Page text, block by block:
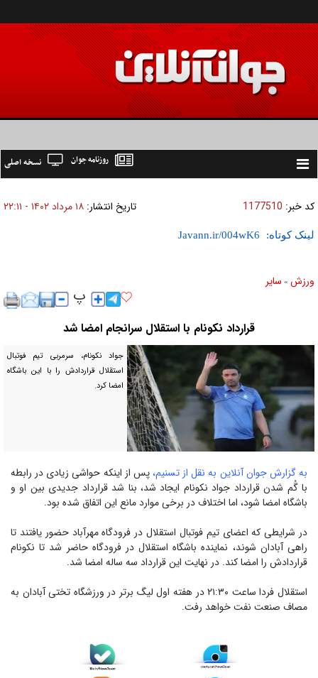
Toggle
نسخه اصلی روزنامه جوان
کد خبر: 1177510 تاریخ انتشار: ۱۸ مرداد ۱۴۰۲ - ۲۲:۱۱
لینک کوتاه:
ورزش » ساير
قرارداد نکونام با استقلال سرانجام امضا شد
جواد نکونام، سرمربی تیم فوتبال
استقلال قراردادش را با این باشگاه
امضا کرد.
به گزارش جوان آنلاین به نقل از تسنیم،پس از اینکه حواشی زیادی در رابطه
با گُم شدن قرارداد جواد نکونام ایجاد شد، بنا شد قرارداد جدیدی بین او و
باشگاه امضا شود، اما اختلاف در برخی موارد مانع این اتفاق شده بود.
در شرایطی که اعضای تیم فوتبال استقلال در فرودگاه مهرآباد حضور یافتند تا
راهی آبادان شوند، نماینده باشگاه استقلال در فرودگاه حاضر شد تا نکونام
قراردادش را امضا کند. در نهایت این قرارداد سه ساله امضا شد.
استقلال فردا ساعت ۲۱:۳۰ در هفته اول لیگ برتر در ورزشگاه تختی آبادان به
مصاف صنعت نفت خواهد رفت.